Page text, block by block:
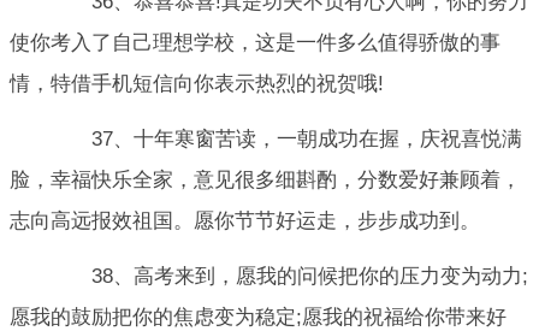
使你考入了自己理想学校，这是一件多么值得骄傲的事
情，特借手机短信向你表示热烈的祝贺哦!
37、十年寒窗苦读，一朝成功在握，庆祝喜悦满
脸，幸福快乐全家，意见很多细斟酌，分数爱好兼顾着，
志向高远报效祖国。愿你节节好运走，步步成功到。
38、高考来到，愿我的问候把你的压力变为动力;
愿我的鼓励把你的焦虑变为稳定;愿我的祝福给你带来好